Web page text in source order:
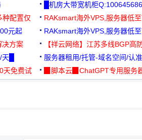
█机房大带宽机柜
种配置仅
RAKsmart海外VPS,服务器低
用★
元起
RAKsmart海外VPS,服务器低
用★
决方案
【祥云网络】江苏多线BGP高
█
服务器租用/托管-域名空间/认
免费试
▉脚本云▉ChatGPT专用服务